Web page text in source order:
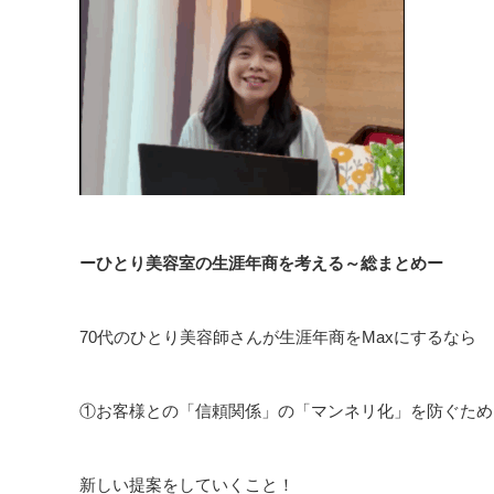
ーひとり美容室の生涯年商を考える～総まとめー
70代のひとり美容師さんが生涯年商をMaxにするなら
①お客様との「信頼関係」の「マンネリ化」を防ぐた
新しい提案をしていくこと！